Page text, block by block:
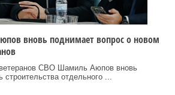
вновь поднимает вопрос о новом
СВО Шамиль Аюпов вновь
строительства отдельного ...